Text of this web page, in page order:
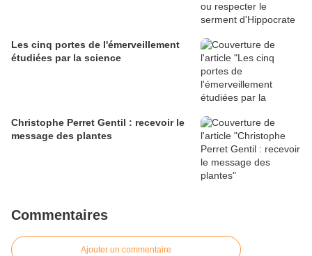
Les cinq portes de l'émerveillement
étudiées par la science
Christophe Perret Gentil : recevoir le
message des plantes
Commentaires
Ajouter un commentaire